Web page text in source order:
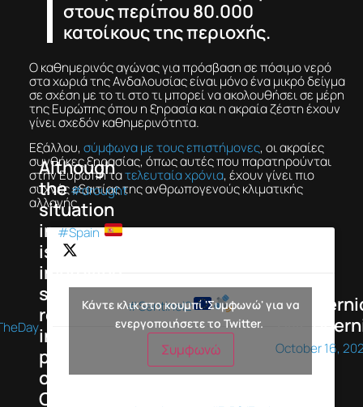
στους περίπου 80.000
κατοίκους της περιοχής.
Ο καθημερινός αγώνας για πρόσβαση σε πόσιμο νερό
στα χωριά της Ανδαλουσίας είναι μόνο ένα μικρό δείγμα
σε σχέση με το τι στο τι μπορεί να ακολουθήσει σε μέρη
της Ευρώπης όπου η ξηρασία και η ακραία ζέστη έχουν
γίνει σχεδόν καθημερινότητα.
Εξάλλου, σύμφωνα με τους επιστήμονες, οι ακραίες
συνθήκες ξηρασίας, όπως αυτές που παρατηρούνται
στην Ευρώπη τατελευταία χρόνια, έχουν γίνει πιο
συχνές εξαιτίας της ανθρωπογενούς κλιματικής
αλλαγής.
Although
the#drought
situation
in#Spain
is
improving,
some
reservoirs
in the
province
of
Córdoba
visible in this
#Sentinel2
image of 10
October, is now at
10,8% of its
—
October 16,
Κάντε κλικ στο κουμπί 'Συμφωνώ' για να
ενεργοποιήσετε το Twitter.
Συμφωνώ